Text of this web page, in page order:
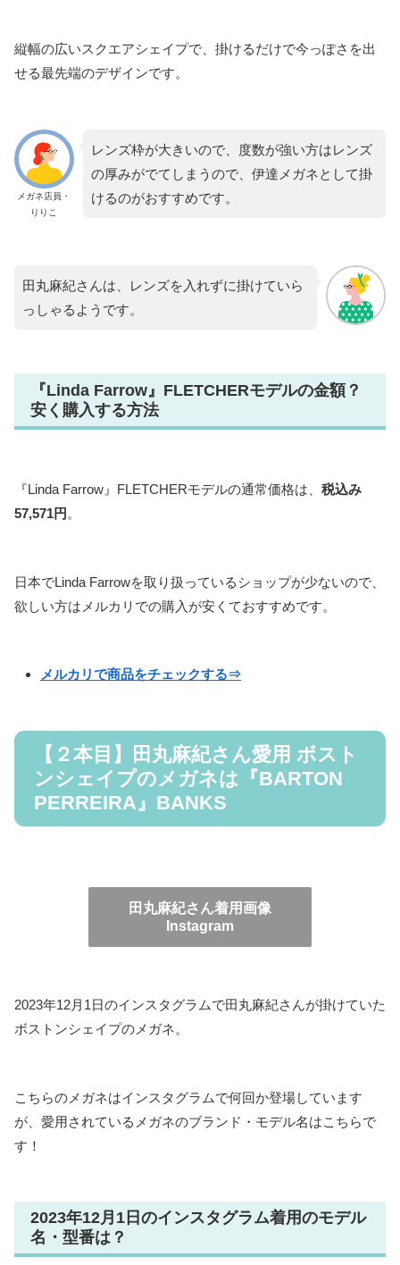
縦幅の広いスクエアシェイプで、掛けるだけで今っぽさを出
せる最先端のデザインです。
メガネ店員・
りりこ
レンズ枠が大きいので、度数が強い方はレンズ
の厚みがでてしまうので、伊達メガネとして掛
けるのがおすすめです。
田丸麻紀さんは、レンズを入れずに掛けていら
っしゃるようです。
『Linda Farrow』FLETCHERモデルの金額？
安く購入する方法
『Linda Farrow』FLETCHERモデルの通常価格は、 税込み
57,571円 。
日本でLinda Farrowを取り扱っているショップが少ないので、
欲しい方はメルカリでの購入が安くておすすめです。
メルカリで商品をチェックする⇒
【２本目】田丸麻紀さん愛用 ボスト
ンシェイプのメガネは『BARTON
PERREIRA』BANKS
田丸麻紀さん着用画像
Instagram
2023年12月1日のインスタグラムで田丸麻紀さんが掛けていた
ボストンシェイプのメガネ。
こちらのメガネはインスタグラムで何回か登場しています
が、愛用されているメガネのブランド・モデル名はこちらで
す！
2023年12月1日のインスタグラム着用のモデル
名・型番は？